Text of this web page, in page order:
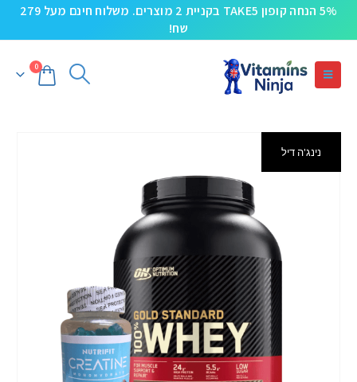
5% הנחה קופון TAKE5 בקניית 2 מוצרים. משלוח חינם מעל 279
שח!
0
נינג'ה דיל